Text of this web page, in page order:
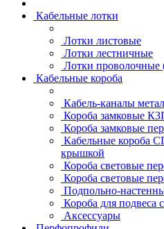
Кабельные лотки
Лотки листовые
Лотки лестничные
Лотки проволочные
Кабельные короба
Кабель-каналы
Короба замковые
Короба замковые
Кабельные короба
крышкой
Короба световые
Короба световые
Подпольно-
Короба для подвеса
Аксессуары